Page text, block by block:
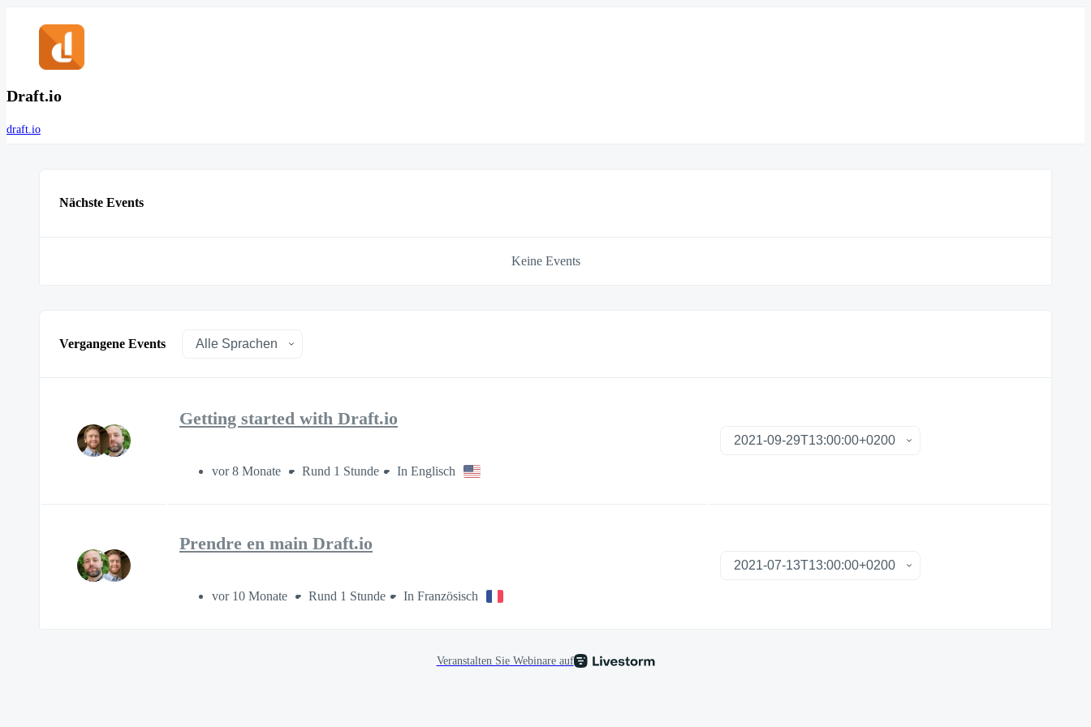
Draft.io
draft.io
Nächste Events
Keine Events
Vergangene Events
Getting started with Draft.io
vor 8 Monate Rund 1 Stunde In Englisch
Prendre en main Draft.io
vor 10 Monate Rund 1 Stunde In Französisch
Veranstalten Sie Webinare auf